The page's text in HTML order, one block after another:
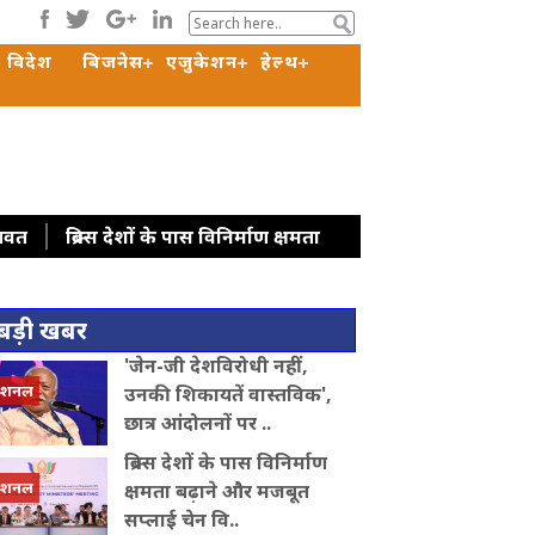
विदेश बिजनेस एजुकेशन
हेल्थ
ब्रिक्स देशों के पास विनिर्माण क्षमता
छह महीनों में देशभर में संगठन का विस्तार
अरुणाचल प्रदेश: जेपी नड्डा ने बाढ़ प्रभावित
और निवेश बढ़ाने पर जोर
कोलकाता :
सीजेपी में बवाल, अभिजीत दिपके के घर के
खबर
'जेन-जी देशविरोधी नहीं,
उनकी शिकायतें वास्तविक',
छात्र आंदोलनों पर ..
ब्रिक्स देशों के पास विनिर्माण
क्षमता बढ़ाने और मजबूत
सप्लाई चेन वि..